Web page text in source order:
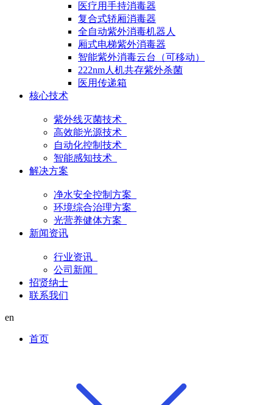
医疗用手持消毒器
复合式轿厢消毒器
全自动紫外消毒机器人
厢式电梯紫外消毒器
智能紫外消毒云台（可移动）
222nm人机共存紫外杀菌
医用传递箱
核心技术
紫外线灭菌技术
高效能光源技术
自动化控制技术
智能感知技术
解决方案
净水安全控制方案
环境综合治理方案
光营养健体方案
新闻资讯
行业资讯
公司新闻
招贤纳士
联系我们
en
首页